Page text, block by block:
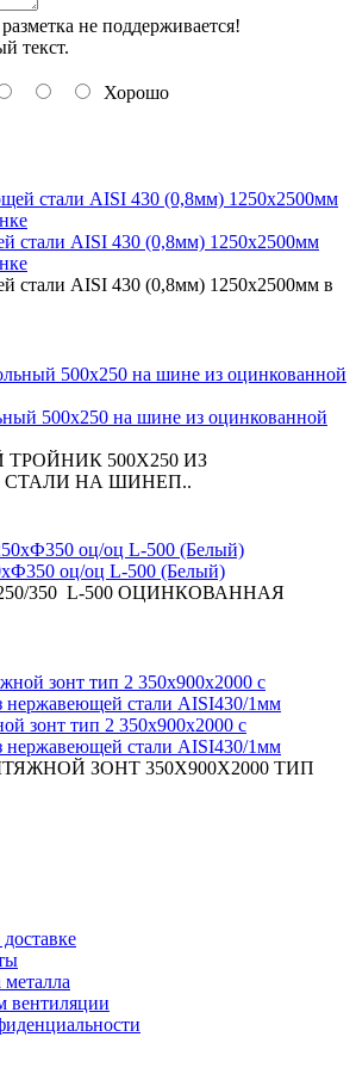
не поддерживается!
текст.
Хорошо
стали AISI 430 (0,8мм) 1250х2500мм
стали AISI 430 (0,8мм) 1250х2500мм в
500х250 на шине из оцинкованной
500Х250 ИЗ
НА ШИНЕП..
оц/оц L-500 (Белый)
350 L-500 ОЦИНКОВАННАЯ
зонт тип 2 350х900х2000 с
стали AISI430/1мм
ЗОНТ 350X900Х2000 ТИП
металла
вентиляции